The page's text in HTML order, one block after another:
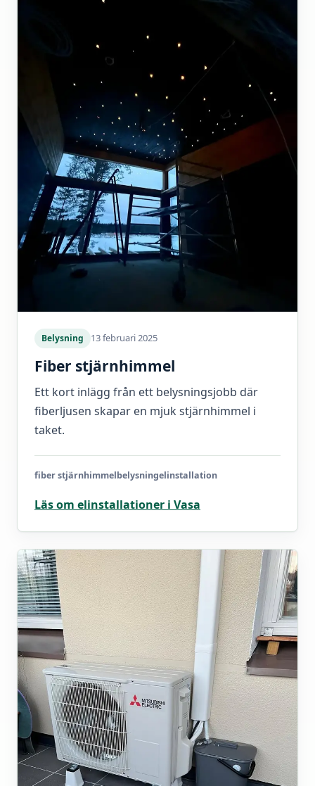
Belysning 13 februari 2025
Fiber stjärnhimmel
Ett kort inlägg från ett belysningsjobb där
fiberljusen skapar en mjuk stjärnhimmel i
taket.
fiber stjärnhimmelbelysningelinstallation
Läs om elinstallationer i Vasa